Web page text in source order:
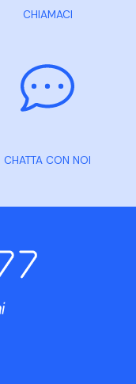
CHIAMACI
CHATTA CON NOI